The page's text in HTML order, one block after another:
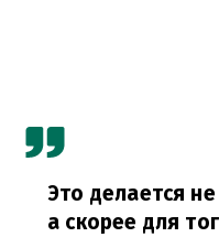
Это делается
а скорее для